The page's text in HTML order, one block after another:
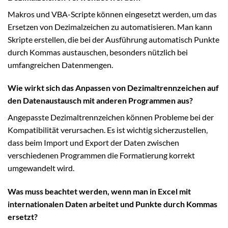
Makros und VBA-Scripte können eingesetzt werden, um das
Ersetzen von Dezimalzeichen zu automatisieren. Man kann
Skripte erstellen, die bei der Ausführung automatisch Punkte
durch Kommas austauschen, besonders nützlich bei
umfangreichen Datenmengen.
Wie wirkt sich das Anpassen von Dezimaltrennzeichen auf
den Datenaustausch mit anderen Programmen aus?
Angepasste Dezimaltrennzeichen können Probleme bei der
Kompatibilität verursachen. Es ist wichtig sicherzustellen,
dass beim Import und Export der Daten zwischen
verschiedenen Programmen die Formatierung korrekt
umgewandelt wird.
Was muss beachtet werden, wenn man in Excel mit
internationalen Daten arbeitet und Punkte durch Kommas
ersetzt?